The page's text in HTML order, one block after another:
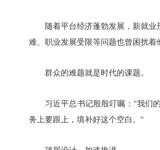
随着平台经济蓬勃发展，新就
难、职业发展受限等问题也曾困扰着
群众的难题就是时代的课题。
习近平总书记殷殷叮嘱："我们
务上要跟上，填补好这个空白。"